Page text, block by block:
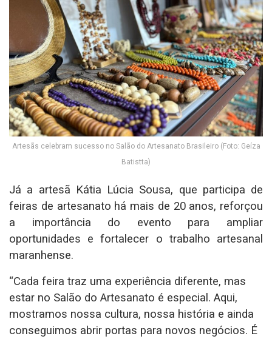
Artesãs celebram sucesso no Salão do Artesanato Brasileiro (Foto: Geíza
Batistta)
Já a artesã Kátia Lúcia Sousa, que participa de
feiras de artesanato há mais de 20 anos, reforçou
a importância do evento para ampliar
oportunidades e fortalecer o trabalho artesanal
maranhense.
“Cada feira traz uma experiência diferente, mas
estar no Salão do Artesanato é especial. Aqui,
mostramos nossa cultura, nossa história e ainda
conseguimos abrir portas para novos negócios. É